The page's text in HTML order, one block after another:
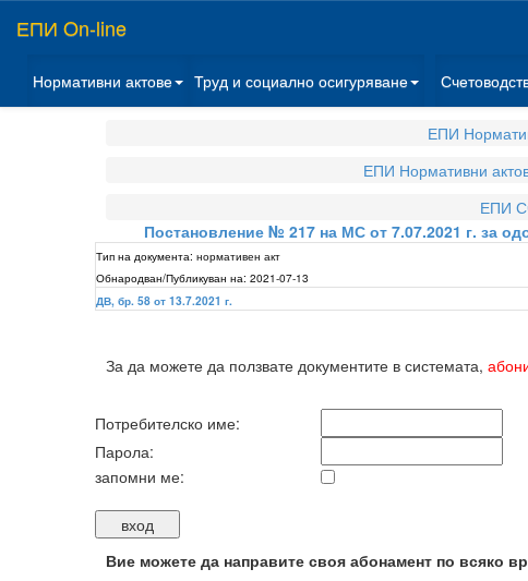
ЕПИ On-line
Нормативни актове Труд и социално осигуряване
ЕПИ
ЕПИ Нормативни
ЕПИ
Постановление № 217 на МС от 7.07.2021 г. за
Тип на документа: нормативен акт
Обнародван/Публикуван на: 2021-07-13
ДВ, бр. 58 от 13.7.2021 г.
За да можете да ползвате документите в системата,
Потребителско име:
Парола:
запомни ме:
Вие можете да направите своя абонамент по всяко